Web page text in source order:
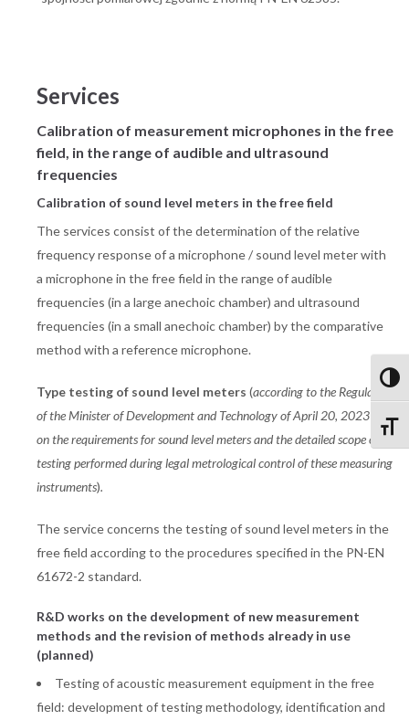
Services
Calibration of measurement microphones in the free
field, in the range of audible and ultrasound
frequencies
Calibration of sound level meters in the free field
The services consist of the determination of the relative
frequency response of a microphone / sound level meter with
a microphone in the free field in the range of audible
frequencies (in a large anechoic chamber) and ultrasound
frequencies (in a small anechoic chamber) by the comparative
method with a reference microphone.
Type testing of sound level meters (according to the Regulation
of the Minister of Development and Technology of April 20, 2023
on therequirements for sound level metersand the detailed scope of
testing performed during legal metrological control of these measuring
instruments).
The service concerns the testing of sound level meters in the
free field according to the procedures specified in the PN-EN
61672-2 standard.
R&D works on the development of new measurement
methods and the revision of methods already in use
(planned)
Testing of acoustic measurement equipment in the free
field: development of testing methodology, identification and